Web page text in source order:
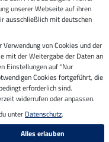
Vorkasse
um 03:00
Versandkosten
unserer Webseite auf ihren
ausschließlich mit deutschen
von Cookies und der
mit der Weitergabe der Daten an
Einstellungen auf "Nur
Cookies fortgeführt, die
erforderlich sind.
widerrufen oder anpassen.
unter Datenschutz.
Alles erlauben